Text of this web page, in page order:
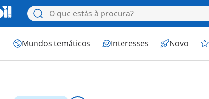
Mundos temáticos Interesses Novo